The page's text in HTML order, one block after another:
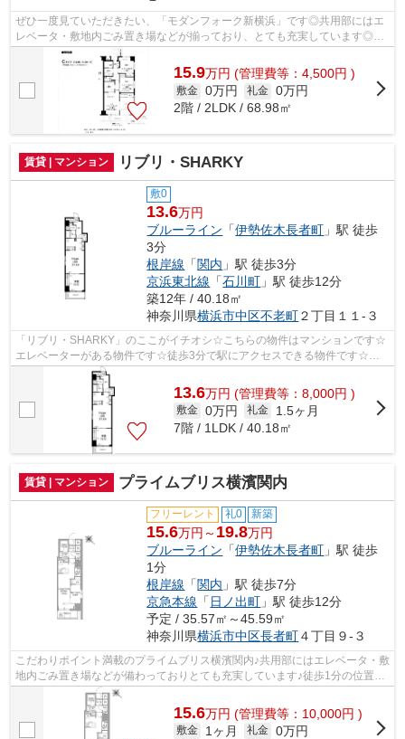
ぜひ一度見ていただきたい、「モダンフォーク新横浜」です◎共用部にはエ
レベータ・敷地内ごみ置き場などが揃っており、とても充実しています◎地
上10階建てで景色も良く、多数のお問い...
15.9万円 (管理費等：4,500円 )
敷金 0万円 礼金 0万円
2階 / 2LDK / 68.98㎡
賃貸 | マンション リブリ・SHARKY
敷0
13.6万円
ブルーライン 「伊勢佐木長者町 」駅 徒歩
3分
根岸線 「関内 」駅 徒歩3分
京浜東北線 「石川町 」駅 徒歩12分
築12年 / 40.18㎡
神奈川県横浜市中区不老町２丁目１１-３
「リブリ・SHARKY」のここがイチオシ☆こちらの物件はマンションです☆
エレベーターがある物件です☆徒歩3分で駅にアクセスできる物件です☆で
きるだけ早めに不動産情報を集めたい方は当社...
13.6万円 (管理費等：8,000円 )
敷金 0万円 礼金
1.5ヶ月
7階 / 1LDK / 40.18㎡
賃貸 | マンション プライムブリス横濱関内
フリーレント 礼0 新築
15.6万円～ 19.8万円
ブルーライン 「伊勢佐木長者町 」駅 徒歩
1分
根岸線 「関内 」駅 徒歩7分
京急本線 「 日ノ出町 」駅 徒歩12分
予定 / 35.57㎡～45.59㎡
神奈川県横浜市中区長者町４丁目９-３
こだわりポイント満載のプライムブリス横濱関内♪共用部にはエレベータ・敷
地内ごみ置き場などが備わっておりとても充実しています♪徒歩1分の位置に
駅がある物件です♪周辺環境も良好で...
15.6万円 (管理費等：10,000円 )
敷金 1ヶ月 礼金 0万円